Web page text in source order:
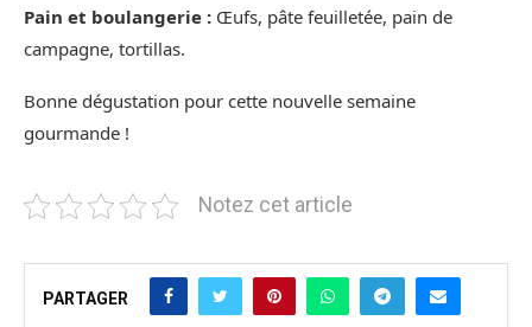
Pain et boulangerie : Œufs, pâte feuilletée, pain de
campagne, tortillas.
Bonne dégustation pour cette nouvelle semaine
gourmande !
Notez cet article
PARTAGER